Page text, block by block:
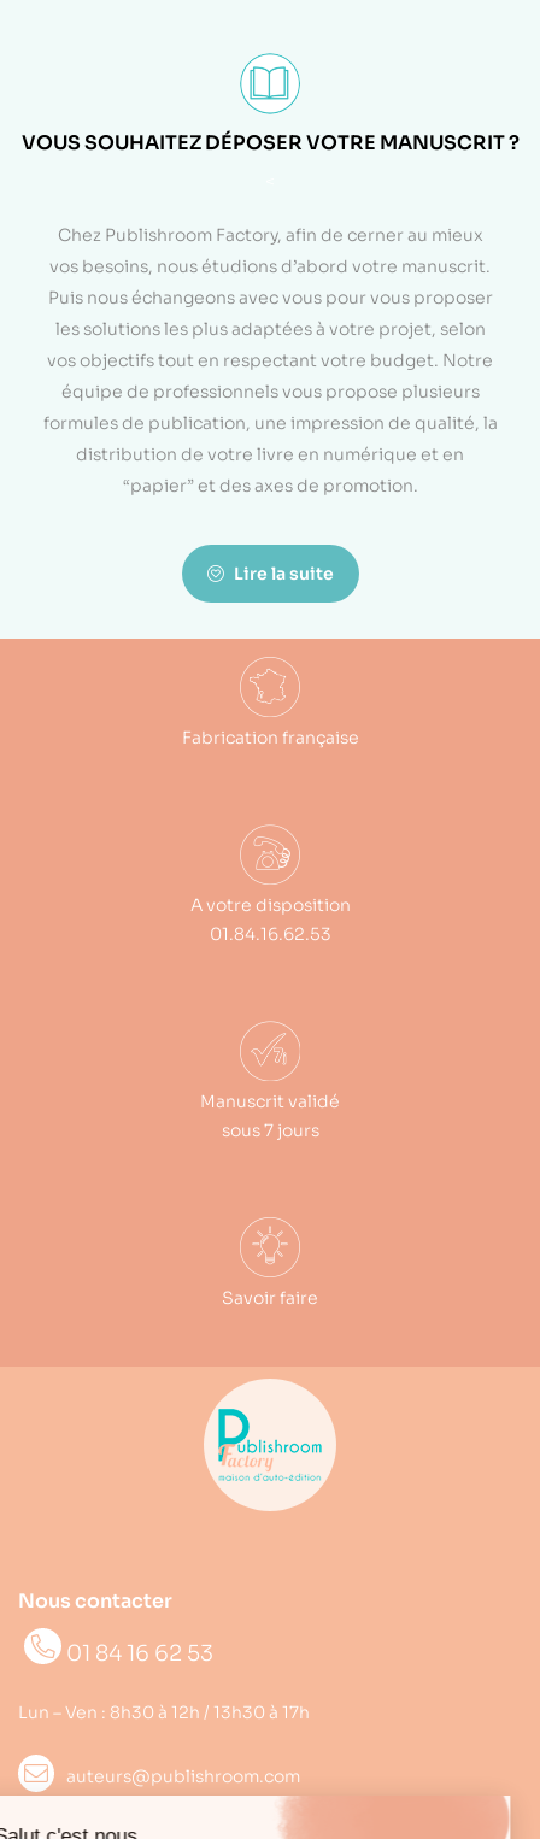
VOUS SOUHAITEZ DÉPOSER VOTRE MANUSCRIT ?
Chez Publishroom Factory, afin de cerner au mieux
vos besoins, nous étudions d’abord votre manuscrit.
Puis nous échangeons avec vous pour vous proposer
les solutions les plus adaptées à votre projet, selon
vos objectifs tout en respectant votre budget. Notre
équipe de professionnels vous propose plusieurs
formules de publication, une impression de qualité, la
distribution de votre livre en numérique et en
“papier” et des axes de promotion.
Lire la suite
Fabrication française
A votre disposition
01.84.16.62.53
Manuscrit validé
sous 7 jours
Savoir faire
Nous contacter
01 84 16 62 53
Lun – Ven : 8h30 à 12h / 13h30 à 17h
auteurs@publishroom.com